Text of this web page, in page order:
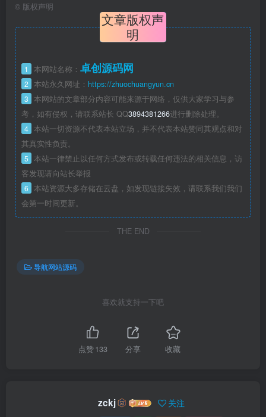
© 版权声明
文章版权声
明
1 本网站名称： 卓创源码网
2 本站永久网址： https://zhuochuangyun.cn
3 本网站的文章部分内容可能来源于网络，仅供大家学习与参
考，如有侵权，请联系站长 QQ3894381266进行删除处理。
4 本站一切资源不代表本站立场，并不代表本站赞同其观点和对
其真实性负责。
5 本站一律禁止以任何方式发布或转载任何违法的相关信息，访
客发现请向站长举报
6 本站资源大多存储在云盘，如发现链接失效，请联系我们我们
会第一时间更新。
THE END
导航网站源码
喜欢就支持一下吧
点赞133 分享 收藏
zckj 关注